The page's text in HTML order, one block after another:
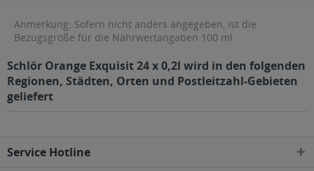
Anmerkung: Sofern nicht anders angegeben, ist die
Bezugsgröße für die Nährwertangaben 100 ml
Schlör Orange Exquisit 24 x 0,2l wird in den folgenden
Regionen, Städten, Orten und Postleitzahl-Gebieten
geliefert
Service Hotline